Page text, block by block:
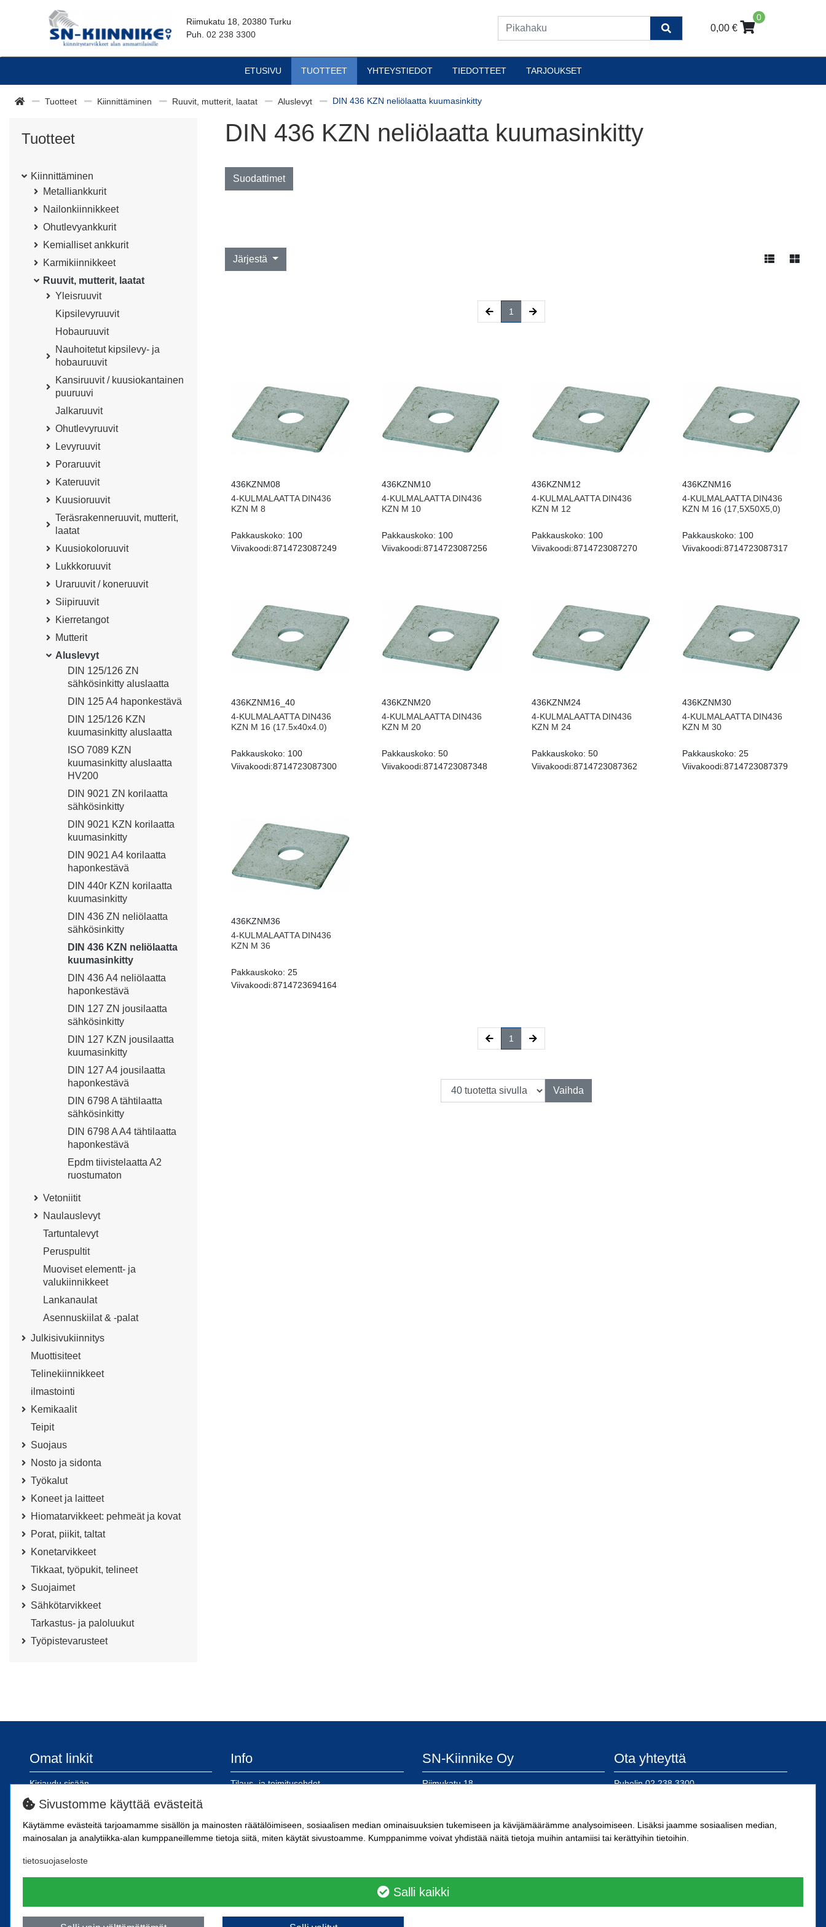
Riimukatu 18, 20380 Turku
Puh. 02 238 3300
0,00 €
0
ETUSIVU TUOTTEET YHTEYSTIEDOT TIEDOTTEET TARJOUKSET
Tuotteet Kiinnittäminen Ruuvit, mutterit, laatat Aluslevyt DIN 436 KZN neliölaatta kuumasinkitty
Tuotteet
Kiinnittäminen
Metalliankkurit
Nailonkiinnikkeet
Ohutlevyankkurit
Kemialliset ankkurit
Karmikiinnikkeet
Ruuvit, mutterit, laatat
Yleisruuvit
Kipsilevyruuvit
Hobauruuvit
Nauhoitetut kipsilevy- ja
hobauruuvit
Kansiruuvit / kuusiokantainen
puuruuvi
Jalkaruuvit
Ohutlevyruuvit
Levyruuvit
Poraruuvit
Kateruuvit
Kuusioruuvit
Teräsrakenneruuvit, mutterit,
laatat
Kuusiokoloruuvit
Lukkkoruuvit
Uraruuvit / koneruuvit
Siipiruuvit
Kierretangot
Mutterit
Aluslevyt
DIN 125/126 ZN
sähkösinkitty aluslaatta
DIN 125 A4 haponkestävä
DIN 125/126 KZN
kuumasinkitty aluslaatta
ISO 7089 KZN
kuumasinkitty aluslaatta
HV200
DIN 9021 ZN korilaatta
sähkösinkitty
DIN 9021 KZN korilaatta
kuumasinkitty
DIN 9021 A4 korilaatta
haponkestävä
DIN 440r KZN korilaatta
kuumasinkitty
DIN 436 ZN neliölaatta
sähkösinkitty
DIN 436 KZN neliölaatta
kuumasinkitty
DIN 436 A4 neliölaatta
haponkestävä
DIN 127 ZN jousilaatta
sähkösinkitty
DIN 127 KZN jousilaatta
kuumasinkitty
DIN 127 A4 jousilaatta
haponkestävä
DIN 6798 A tähtilaatta
sähkösinkitty
DIN 6798 A A4 tähtilaatta
haponkestävä
Epdm tiivistelaatta A2
ruostumaton
Vetoniitit
Naulauslevyt
Tartuntalevyt
Peruspultit
Muoviset elementt- ja
valukiinnikkeet
Lankanaulat
Asennuskiilat & -palat
Julkisivukiinnitys
Muottisiteet
Telinekiinnikkeet
ilmastointi
Kemikaalit
Teipit
Suojaus
Nosto ja sidonta
Työkalut
Koneet ja laitteet
Hiomatarvikkeet: pehmeät ja kovat
Porat, piikit, taltat
Konetarvikkeet
Tikkaat, työpukit, telineet
Suojaimet
Sähkötarvikkeet
Tarkastus- ja paloluukut
Työpistevarusteet
DIN 436 KZN neliölaatta kuumasinkitty
Suodattimet
Järjestä
1 (current)
436KZNM08
4-KULMALAATTA DIN436
KZN M 8
Pakkauskoko: 100
Viivakoodi:8714723087249
436KZNM10
4-KULMALAATTA DIN436
KZN M 10
Pakkauskoko: 100
Viivakoodi:8714723087256
436KZNM12
4-KULMALAATTA DIN436
KZN M 12
Pakkauskoko: 100
Viivakoodi:8714723087270
436KZNM16
4-KULMALAATTA DIN436
KZN M 16 (17,5X50X5,0)
Pakkauskoko: 100
Viivakoodi:8714723087317
436KZNM16_40
4-KULMALAATTA DIN436
KZN M 16 (17.5x40x4.0)
Pakkauskoko: 100
Viivakoodi:8714723087300
436KZNM20
4-KULMALAATTA DIN436
KZN M 20
Pakkauskoko: 50
Viivakoodi:8714723087348
436KZNM24
4-KULMALAATTA DIN436
KZN M 24
Pakkauskoko: 50
Viivakoodi:8714723087362
436KZNM30
4-KULMALAATTA DIN436
KZN M 30
Pakkauskoko: 25
Viivakoodi:8714723087379
436KZNM36
4-KULMALAATTA DIN436
KZN M 36
Pakkauskoko: 25
Viivakoodi:8714723694164
1 (current)
Omat linkit
Kirjaudu sisään
Info
Tilaus- ja toimitusehdot
Ohjeet verkkokaupan käyttöön
Toimitus- ja laskutusosoitteemme
SN-Kiinnike Oy
Riimukatu 18
SN-Kiinnike Tampere Oy
Kärkikiinnike Oy
Ristipellontie 21
Ota yhteyttä
Puhelin02 238 3300
Sivustomme käyttää evästeitä
Käytämme evästeitä tarjoamamme sisällön ja mainosten räätälöimiseen, sosiaalisen median ominaisuuksien tukemiseen ja kävijämäärämme analysoimiseen. Lisäksi jaamme sosiaalisen median,
mainosalan ja analytiikka-alan kumppaneillemme tietoja siitä, miten käytät sivustoamme. Kumppanimme voivat yhdistää näitä tietoja muihin antamiisi tai kerättyihin tietoihin.
tietosuojaseloste
Salli kaikki